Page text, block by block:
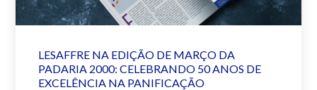
LESAFFRE NA EDIÇÃO DE MARÇO DA
PADARIA 2000: CELEBRANDO 50 ANOS DE
EXCELÊNCIA NA PANIFICAÇÃO